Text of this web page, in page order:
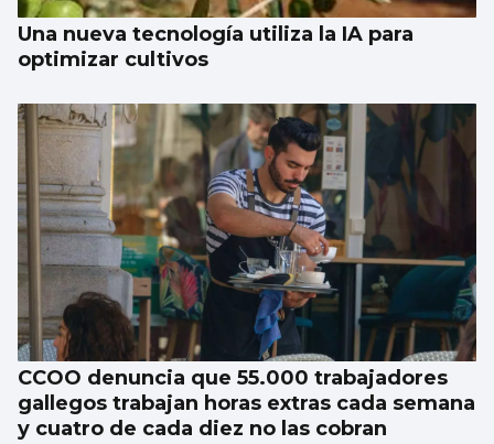
Una nueva tecnología utiliza la IA para
optimizar cultivos
CCOO denuncia que 55.000 trabajadores
gallegos trabajan horas extras cada semana
y cuatro de cada diez no las cobran